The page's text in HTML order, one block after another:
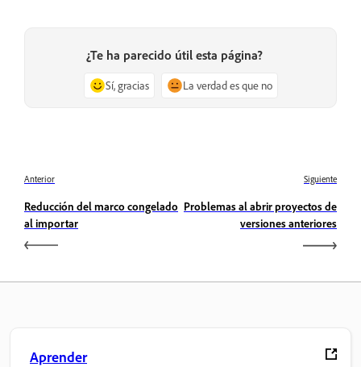
¿Te ha parecido útil esta página?
Sí, gracias La verdad es que no
Anterior
Reducción del marco congelado
al importar
Siguiente
Problemas al abrir proyectos de
versiones anteriores
Aprender